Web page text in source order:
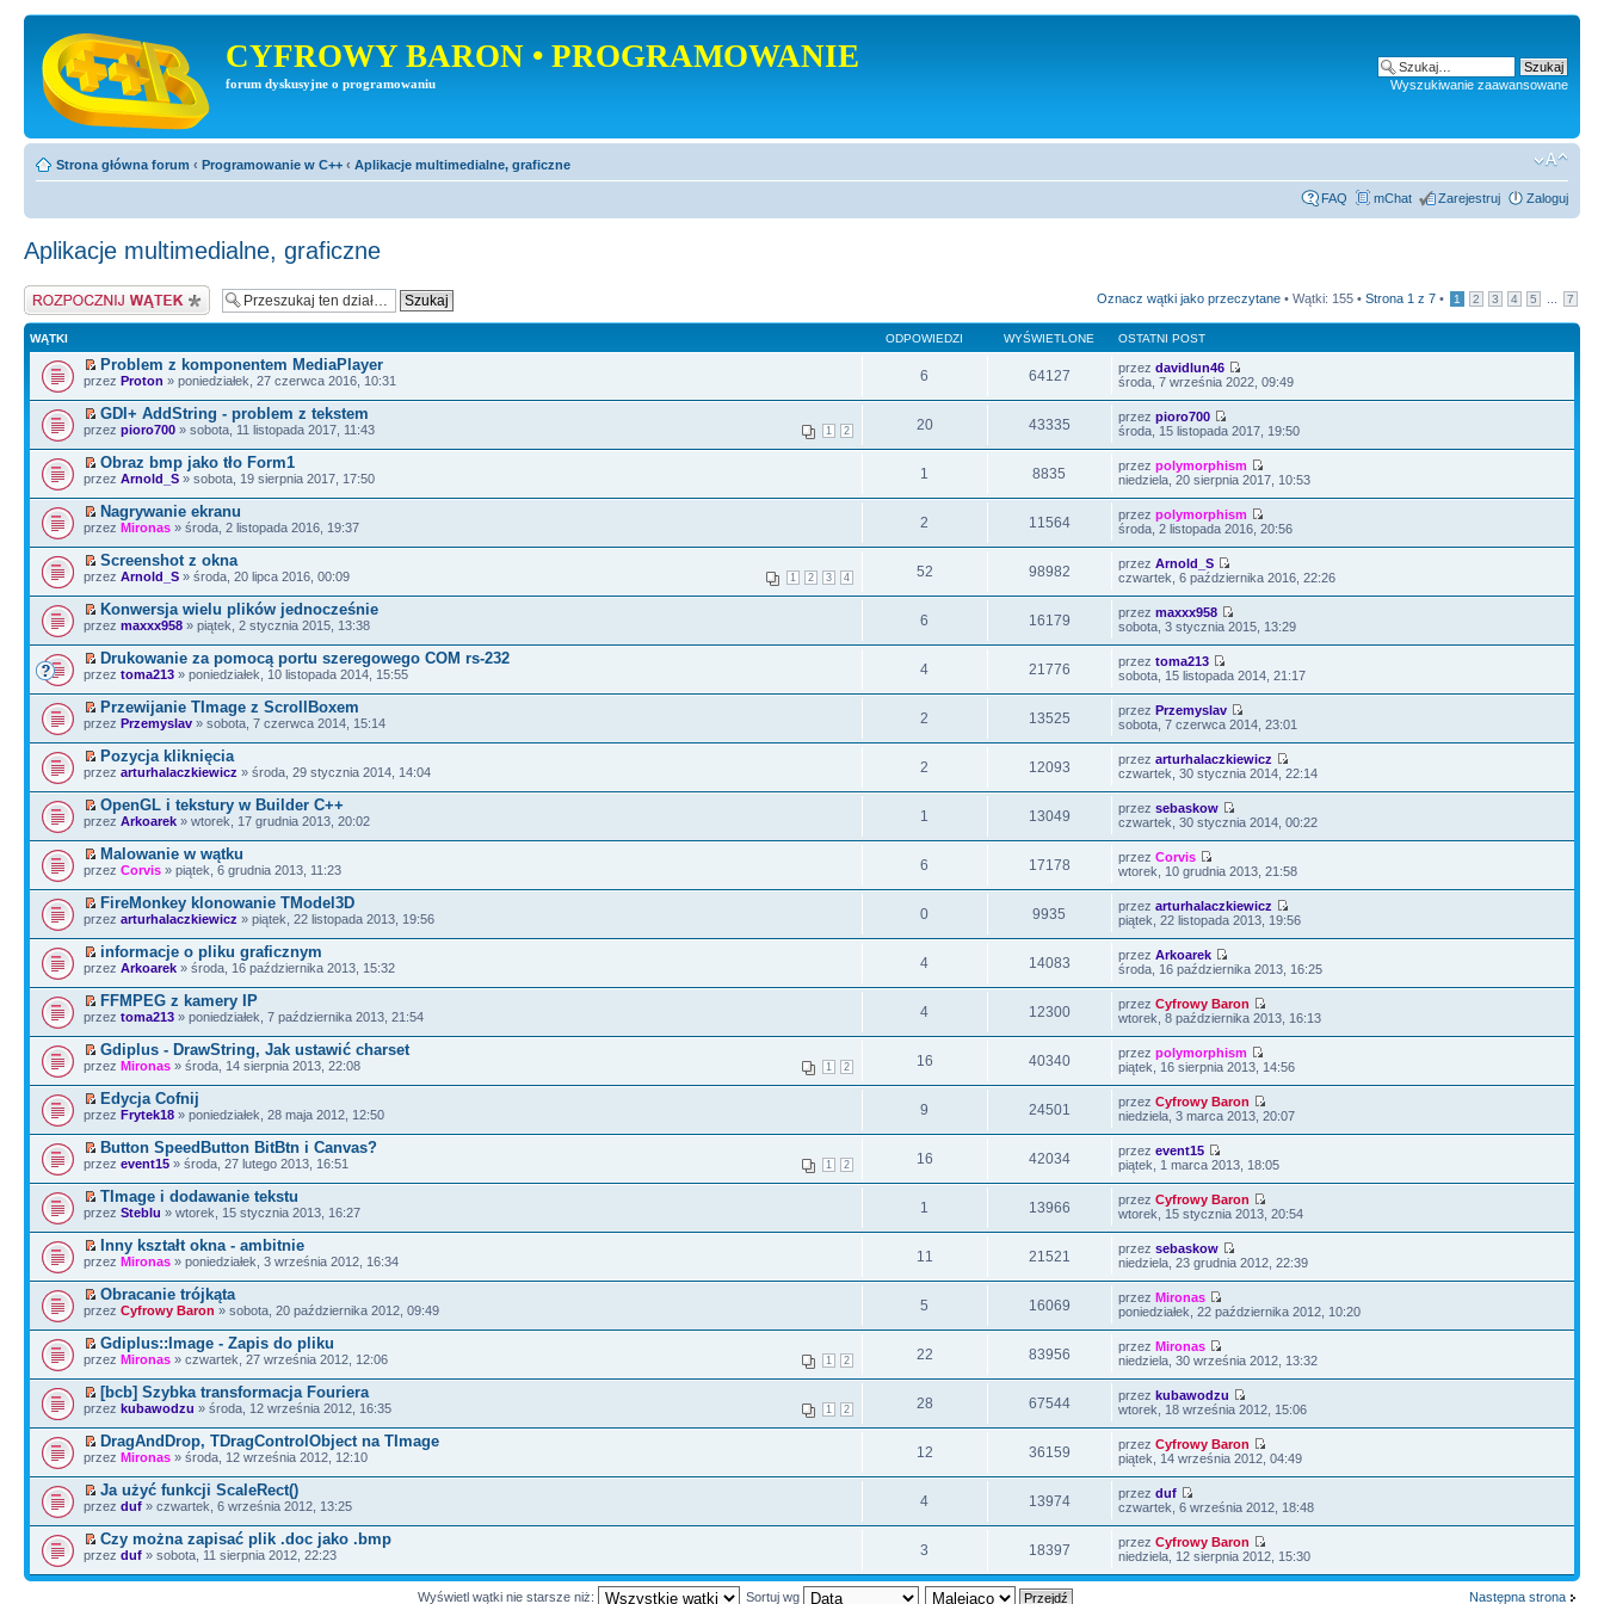
CYFROWY BARON • PROGRAMOWANIE
forum dyskusyjne o programowaniu Wyszukiwanie zaawansowane
Strona główna forum ‹ Programowanie w C++ ‹ Aplikacje multimedialne, graficzne
FAQ mChat Zarejestruj Zaloguj
Aplikacje multimedialne, graficzne
Napisz wątek Oznacz wątki jako przeczytane • Wątki: 155 • Strona 1 z 7 • 1 2 3 4 5 7
WĄTKI ODPOWIEDZI WYŚWIETLONE OSTATNI POST
Problem z komponentem MediaPlayer
przez Proton » poniedziałek, 27 czerwca 2016, 10:31 6 64127 przezdavidlun46
środa, 7 września 2022, 09:49
GDI+ AddString - problem z tekstem
1 2
przez pioro700 » sobota, 11 listopada 2017, 11:43 20 43335 przezpioro700
środa, 15 listopada 2017, 19:50
Obraz bmp jako tło Form1
przez Arnold_S » sobota, 19 sierpnia 2017, 17:50 1 8835 przezpolymorphism
niedziela, 20 sierpnia 2017, 10:53
Nagrywanie ekranu
przez Mironas » środa, 2 listopada 2016, 19:37 2 11564 przezpolymorphism
środa, 2 listopada 2016, 20:56
Screenshot z okna
1 2 3 4
przez Arnold_S » środa, 20 lipca 2016, 00:09 52 98982 przezArnold_S
czwartek, 6 października 2016, 22:26
Konwersja wielu plików jednocześnie
przez maxxx958 » piątek, 2 stycznia 2015, 13:38 6 16179 przezmaxxx958
sobota, 3 stycznia 2015, 13:29
Drukowanie za pomocą portu szeregowego COM rs-232
przez toma213 » poniedziałek, 10 listopada 2014, 15:55 4 21776 przeztoma213
sobota, 15 listopada 2014, 21:17
Przewijanie TImage z ScrollBoxem
przez Przemyslav » sobota, 7 czerwca 2014, 15:14 2 13525 przezPrzemyslav
sobota, 7 czerwca 2014, 23:01
Pozycja kliknięcia
przez arturhalaczkiewicz » środa, 29 stycznia 2014, 14:04 2 12093 przezarturhalaczkiewicz
czwartek, 30 stycznia 2014, 22:14
OpenGL i tekstury w Builder C++
przez Arkoarek » wtorek, 17 grudnia 2013, 20:02 1 13049 przezsebaskow
czwartek, 30 stycznia 2014, 00:22
Malowanie w wątku
przez Corvis » piątek, 6 grudnia 2013, 11:23 6 17178 przezCorvis
wtorek, 10 grudnia 2013, 21:58
FireMonkey klonowanie TModel3D
przez arturhalaczkiewicz » piątek, 22 listopada 2013, 19:56 0 9935 przezarturhalaczkiewicz
piątek, 22 listopada 2013, 19:56
informacje o pliku graficznym
przez Arkoarek » środa, 16 października 2013, 15:32 4 14083 przezArkoarek
środa, 16 października 2013, 16:25
FFMPEG z kamery IP
przez toma213 » poniedziałek, 7 października 2013, 21:54 4 12300 przezCyfrowy Baron
wtorek, 8 października 2013, 16:13
Gdiplus - DrawString, Jak ustawić charset
1 2
przez Mironas » środa, 14 sierpnia 2013, 22:08 16 40340 przezpolymorphism
piątek, 16 sierpnia 2013, 14:56
Edycja Cofnij
przez Frytek18 » poniedziałek, 28 maja 2012, 12:50 9 24501 przezCyfrowy Baron
niedziela, 3 marca 2013, 20:07
Button SpeedButton BitBtn i Canvas?
1 2
przez event15 » środa, 27 lutego 2013, 16:51 16 42034 przezevent15
piątek, 1 marca 2013, 18:05
TImage i dodawanie tekstu
przez Steblu » wtorek, 15 stycznia 2013, 16:27 1 13966 przezCyfrowy Baron
wtorek, 15 stycznia 2013, 20:54
Inny kształt okna - ambitnie
przez Mironas » poniedziałek, 3 września 2012, 16:34 11 21521 przezsebaskow
niedziela, 23 grudnia 2012, 22:39
Obracanie trójkąta
przez Cyfrowy Baron » sobota, 20 października 2012, 09:49 5 16069 przezMironas
poniedziałek, 22 października 2012, 10:20
Gdiplus::Image - Zapis do pliku
1 2
przez Mironas » czwartek, 27 września 2012, 12:06 22 83956 przezMironas
niedziela, 30 września 2012, 13:32
[bcb] Szybka transformacja Fouriera
1 2
przez kubawodzu » środa, 12 września 2012, 16:35 28 67544 przezkubawodzu
wtorek, 18 września 2012, 15:06
DragAndDrop, TDragControlObject na TImage
przez Mironas » środa, 12 września 2012, 12:10 12 36159 przezCyfrowy Baron
piątek, 14 września 2012, 04:49
Ja użyć funkcji ScaleRect()
przez duf » czwartek, 6 września 2012, 13:25 4 13974 przezduf
czwartek, 6 września 2012, 18:48
Czy można zapisać plik .doc jako .bmp
przez duf » sobota, 11 sierpnia 2012, 22:23 3 18397 przezCyfrowy Baron
niedziela, 12 sierpnia 2012, 15:30
Następna strona
Wyświetl wątki nie starsze niż: Sortuj wg